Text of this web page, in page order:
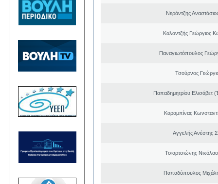
Νεράντζης
Καλαντζής Γεώργιος
Παναγιωτόπουλος
Τσούρνος
Παπαδημητρίου Ελισάβετ
Καραμπίνας
Αγγελής Ανέστης
Τσιαρτσιώνης
Παπαδόπουλος